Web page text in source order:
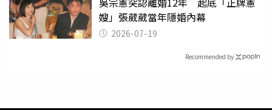
嫂」張葳葳當年隱婚內幕
2026-07-19
Recommended by